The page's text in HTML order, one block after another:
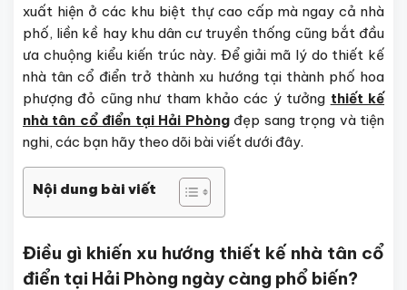
xuất hiện ở các khu biệt thự cao cấp mà ngay cả nhà
phố, liền kề hay khu dân cư truyền thống cũng bắt đầu
ưa chuộng kiểu kiến trúc này. Để giải mã lý do thiết kế
nhà tân cổ điển trở thành xu hướng tại thành phố hoa
phượng đỏ cũng như tham khảo các ý tưởng thiết kế
nhà tân cổ điển tại Hải Phòngđẹp sang trọng và tiện
nghi, các bạn hãy theo dõi bài viết dưới đây.
Nội dung bài viết
Điều gì khiến xu hướng thiết kế nhà tân cổ
điển tại Hải Phòng ngày càng phổ biến?